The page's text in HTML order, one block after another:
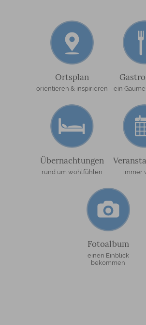
Ortsplan
orientieren & inspirieren ein
Übernachtungen
rund um wohlfühlen immer
Fotoalbum
einen Einblick
bekommen